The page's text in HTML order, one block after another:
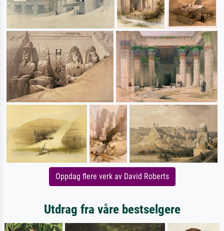
Oppdag flere verk av David Roberts
Utdrag fra våre bestselgere